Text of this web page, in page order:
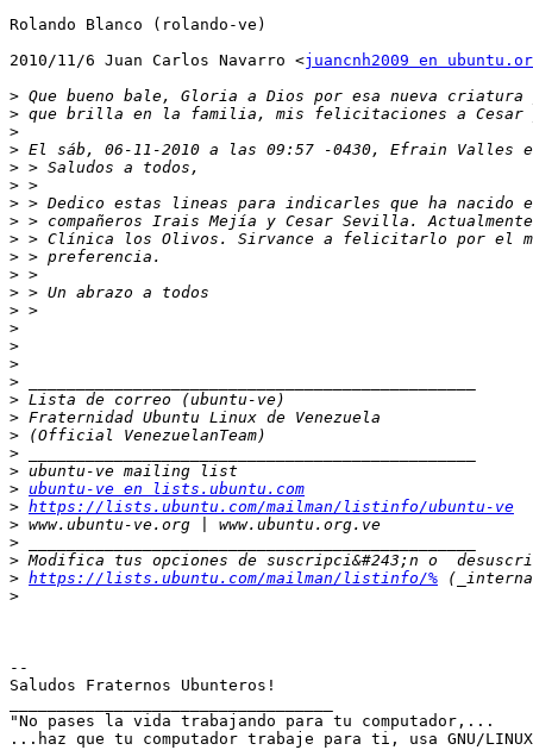
Rolando Blanco (rolando-ve)
2010/11/6 Juan Carlos Navarro <juancnh2009 en
>
>
>
>
>
>
>
>
>
>
>
>
>
>
>
>
>
>
>
>
>
>
> ubuntu-ve en lists.ubuntu.com
> https://lists.ubuntu.com/mailman/listinfo/ubuntu-ve
>
>
>
> https://lists.ubuntu.com/mailman/listinfo/%
>
--
Saludos Fraternos Ubunteros!
"No pases la vida trabajando para tu computador,...
...haz que tu computador trabaje para ti, usa GNU/